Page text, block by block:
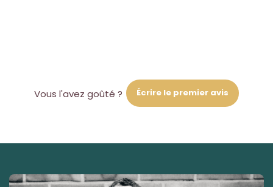
Vous l'avez goûté ? Écrire le premier avis